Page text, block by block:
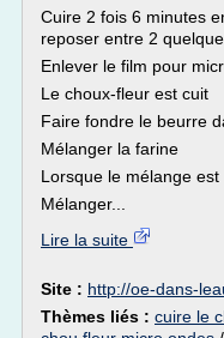
Cuire 2 fois 6 minutes
reposer entre 2
Enlever le film pour
Le choux-fleur est cuit
Faire fondre le beurre
Mélanger la farine
Lorsque le mélange
Mélanger...
Lire la suite
Site : http://oe-dans-
Thèmes liés : cuire le